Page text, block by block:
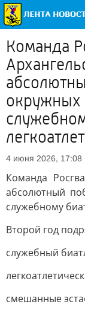
Команда
окружных
4 июня 2026, 17:08
Команда
абсолютный
служебному
Второй год
служебный
смешанные